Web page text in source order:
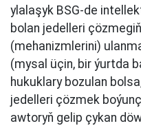
ylalaşyk BSG-de
bolan jedelleri
(mehanizmlerini)
(mysal üçin, bir ýurtda
hukuklary bozulan
jedelleri çözmek
awtoryň gelip çykan